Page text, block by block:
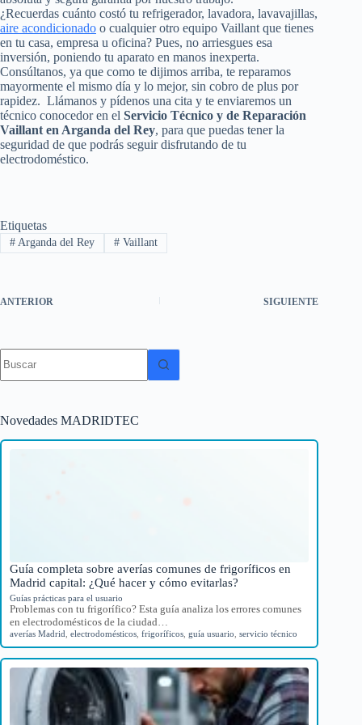
¿Recuerdas cuánto costó tu refrigerador, lavadora, lavavajillas,
aire acondicionado o cualquier otro equipo Vaillant que tienes
en tu casa, empresa u oficina? Pues, no arriesgues esa
inversión, poniendo tu aparato en manos inexperta.
Consúltanos, ya que como te dijimos arriba, te reparamos
mayormente el mismo día y lo mejor, sin cobro de plus por
rapidez. Llámanos y pídenos una cita y te enviaremos un
técnico conocedor en el Servicio Técnico y de Reparación
Vaillant en Arganda del Rey, para que puedas tener la
seguridad de que podrás seguir disfrutando de tu
electrodoméstico.
Etiquetas
#Arganda del Rey #Vaillant
ANTERIOR SIGUIENTE
resultados
Novedades MADRIDTEC
Guía completa sobre averías comunes de frigoríficos en
Madrid capital: ¿Qué hacer y cómo evitarlas?
Guías prácticas para el usuario
Problemas con tu frigorífico? Esta guía analiza los errores comunes
en electrodomésticos de la ciudad…
averías Madrid electrodomésticos frigoríficos guía usuario servicio técnico